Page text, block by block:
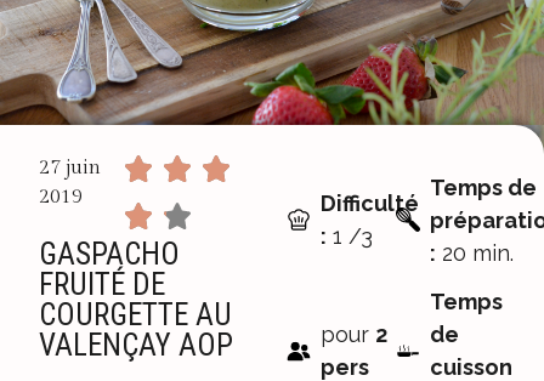
27 juin
2019
GASPACHO
FRUITÉ DE
COURGETTE AU
VALENÇAY AOP
Difficulté
: 1 /3
Temps de
: 20 min.
pour 2
pers
Temps
de
cuisson